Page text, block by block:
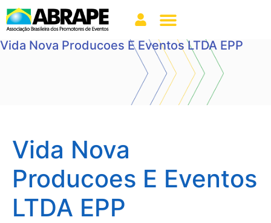
Vida Nova Producoes E Eventos LTDA EPP
Vida Nova
Producoes E Eventos
LTDA EPP